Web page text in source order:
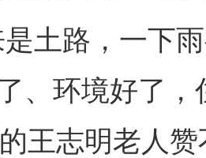
路，一下雨
、环境好了，
王志明老人